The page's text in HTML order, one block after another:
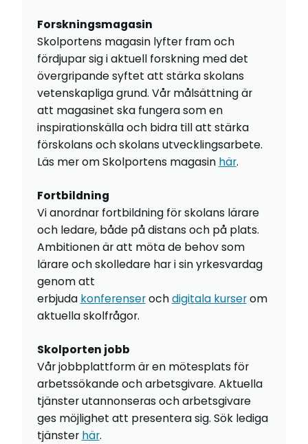
Forskningsmagasin
Skolportens magasin lyfter fram och
fördjupar sig i aktuell forskning med det
övergripande syftet att stärka skolans
vetenskapliga grund. Vår målsättning är
att magasinet ska fungera som en
inspirationskälla och bidra till att stärka
förskolans och skolans utvecklingsarbete.
Läs mer om Skolportens magasin här.
Fortbildning
Vi anordnar fortbildning för skolans lärare
och ledare, både på distans och på plats.
Ambitionen är att möta de behov som
lärare och skolledare har i sin yrkesvardag
genom att
erbjuda konferenserochdigitala kurserom
aktuella skolfrågor.
Skolporten jobb
Vår jobbplattform är en mötesplats för
arbetssökande och arbetsgivare. Aktuella
tjänster utannonseras och arbetsgivare
ges möjlighet att presentera sig. Sök lediga
tjänster här.